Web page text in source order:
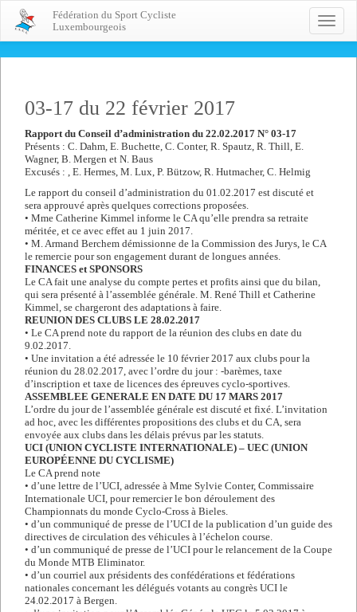
Toggle
Fédération du Sport Cycliste
Luxembourgeois
03-17 du 22 février 2017
Rapport du Conseil d’administration du 22.02.2017 N° 03-17
Présents : C. Dahm, E. Buchette, C. Conter, R. Spautz, R. Thill, E.
Wagner, B. Mergen et N. Baus
Excusés : , E. Hermes, M. Lux, P. Bützow, R. Hutmacher, C. Helmig
Le rapport du conseil d’administration du 01.02.2017 est discuté et
sera approuvé après quelques corrections proposées.
• Mme Catherine Kimmel informe le CA qu’elle prendra sa retraite
méritée, et ce avec effet au 1 juin 2017.
• M. Armand Berchem démissionne de la Commission des Jurys, le CA
le remercie pour son engagement durant de longues années.
FINANCES et SPONSORS
Le CA fait une analyse du compte pertes et profits ainsi que du bilan,
qui sera présenté à l’assemblée générale. M. René Thill et Catherine
Kimmel, se chargeront des adaptations à faire.
REUNION DES CLUBS LE 28.02.2017
• Le CA prend note du rapport de la réunion des clubs en date du
9.02.2017.
• Une invitation a été adressée le 10 février 2017 aux clubs pour la
réunion du 28.02.2017, avec l’ordre du jour : -barèmes, taxe
d’inscription et taxe de licences des épreuves cyclo-sportives.
ASSEMBLEE GENERALE EN DATE DU 17 MARS 2017
L’ordre du jour de l’assemblée générale est discuté et fixé. L’invitation
ad hoc, avec les différentes propositions des clubs et du CA, sera
envoyée aux clubs dans les délais prévus par les statuts.
UCI (UNION CYCLISTE INTERNATIONALE) – UEC (UNION
EUROPÉENNE DU CYCLISME)
Le CA prend note
• d’une lettre de l’UCI, adressée à Mme Sylvie Conter, Commissaire
Internationale UCI, pour remercier le bon déroulement des
Championnats du monde Cyclo-Cross à Bieles.
• d’un communiqué de presse de l’UCI de la publication d’un guide des
directives de circulation des véhicules à l’échelon course.
• d’un communiqué de presse de l’UCI pour le relancement de la Coupe
du Monde MTB Eliminator.
• d’un courriel aux présidents des confédérations et fédérations
nationales concernant les délégués votants au congrès UCI le
24.02.2017 à Bergen.